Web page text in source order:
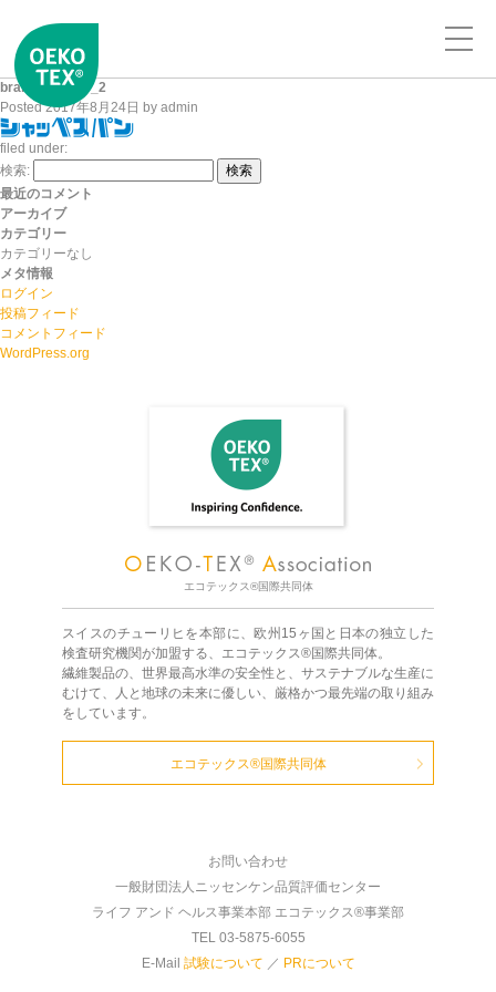
brand_logo_t7_2
Posted2017年8月24日 by admin
filed under:
検索:
検索
最近のコメント
アーカイブ
カテゴリー
カテゴリーなし
メタ情報
ログイン
投稿フィード
コメントフィード
WordPress.org
エコテックス®国際共同体
スイスのチューリヒを本部に、欧州15ヶ国と日本の独立した
検査研究機関が加盟する、エコテックス®国際共同体。
繊維製品の、世界最高水準の安全性と、サステナブルな生産に
むけて、人と地球の未来に優しい、厳格かつ最先端の取り組み
をしています。
エコテックス®国際共同体
お問い合わせ
一般財団法人ニッセンケン品質評価センター
ライフ アンド ヘルス事業本部 エコテックス®事業部
TEL 03-5875-6055
E-Mail 試験について ／ PRについて